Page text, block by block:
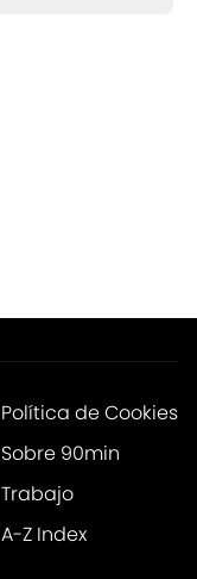
Política de Cookies
Sobre 90min
Trabajo
A-Z Index